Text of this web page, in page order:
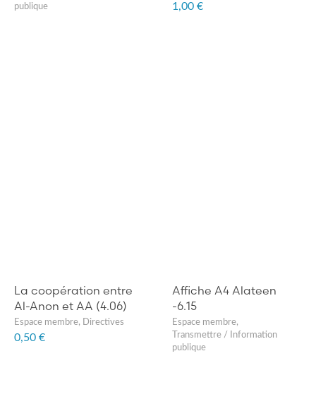
publique
1,00 €
La coopération entre
Al-Anon et AA (4.06)
Espace membre, Directives
0,50 €
Affiche A4 Alateen
-6.15
Espace membre,
Transmettre / Information
publique